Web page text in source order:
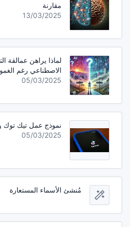
مقارنة
13/03/2025
لماذا يراهن عمالقة
الاصطناعي رغم
05/03/2025
نموذج عمل تيك توك
05/03/2025
مُنشئ الأسماء المستعارة